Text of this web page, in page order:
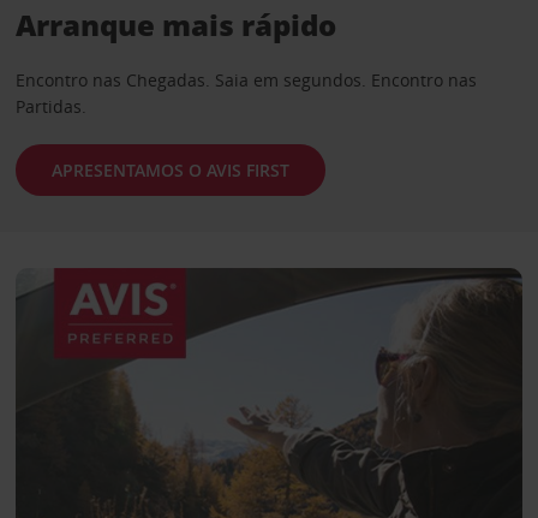
Arranque mais rápido
Encontro nas Chegadas. Saia em segundos. Encontro nas
Partidas.
APRESENTAMOS O AVIS FIRST